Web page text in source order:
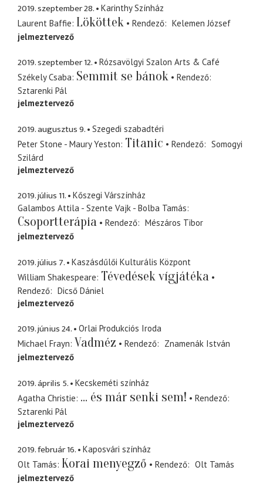
2019. szeptember 28.
Karinthy Színház
Laurent Baffie Lököttek Rendező
Kelemen József
jelmeztervező
2019. szeptember 12.
Rózsavölgyi Szalon Arts & Café
Székely Csaba Semmit se bánok
Rendező
Sztarenki Pál
jelmeztervező
2019. augusztus 9.
Szegedi szabadtéri
Peter Stone - Maury Yeston Titanic Rendező
Somogyi
Szilárd
jelmeztervező
2019. július 11.
Kőszegi Várszínház
Galambos Attila - Szente Vajk - Bolba Tamás
Csoportterápia Rendező
Mészáros Tibor
jelmeztervező
2019. július 7.
Kaszásdűlői Kulturális Központ
William Shakespeare Tévedések vígjátéka
Rendező
Dicső Dániel
jelmeztervező
2019. június 24.
Orlai Produkciós Iroda
Michael Frayn Vadméz Rendező
Znamenák István
jelmeztervező
2019. április 5.
Kecskeméti színház
Agatha Christie ... és már senki sem!
Rendező
Sztarenki Pál
jelmeztervező
2019. február 16.
Kaposvári színház
Olt Tamás Korai menyegző Rendező
Olt Tamás
jelmeztervező